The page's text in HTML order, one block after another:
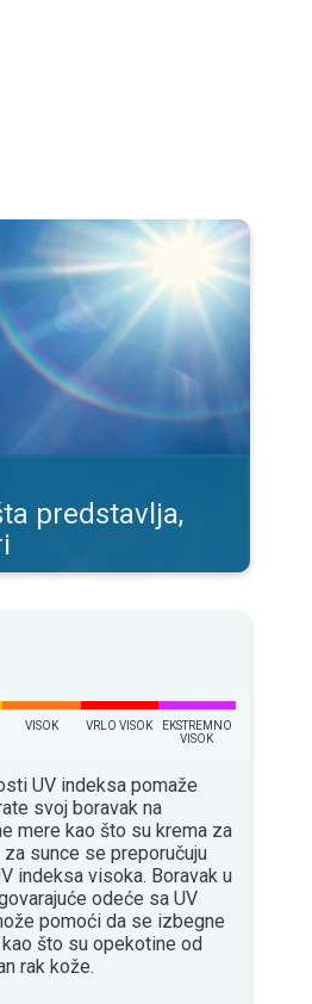
kako se meri. Izlaganje Suncu. . .
predstavlja,
VISOK VRLO VISOK
EKSTREMNO
VISOK
UV indeksa pomaže
svoj boravak na
mere kao što su krema za
za sunce se preporučuju
indeksa visoka. Boravak u
odeće sa UV
pomoći da se izbegne
što su opekotine od
rak kože.